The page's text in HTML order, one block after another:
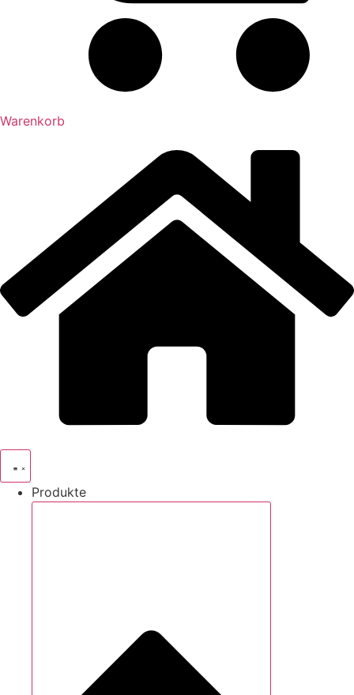
Warenkorb
Produkte